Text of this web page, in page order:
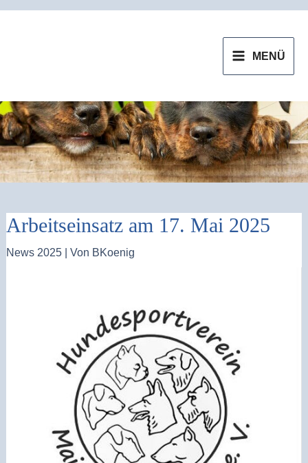
MENU
MENÜ
Arbeitseinsatz am 17. Mai 2025
News 2025| Von BKoenig